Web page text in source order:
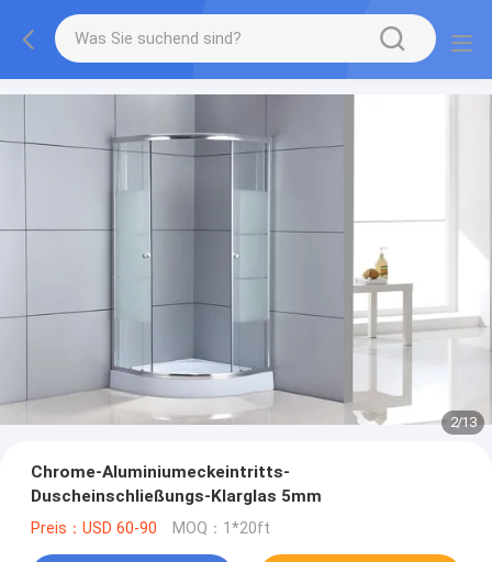
2/13
Chrome-Aluminiumeckeintritts-
Duscheinschließungs-Klarglas 5mm
Preis：USD 60-90 MOQ：1*20ft